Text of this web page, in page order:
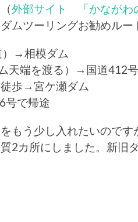
外部サイト 「かながわ
ムツーリングお勧めルー
→相模ダム
天端を渡る）→国道412
歩→宮ケ瀬ダム
で帰途
もう少し入れたいので
2カ所にしました。新旧